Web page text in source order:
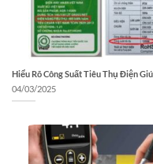
Hiểu Rõ Công Suất Tiêu Thụ Điện
04/03/2025